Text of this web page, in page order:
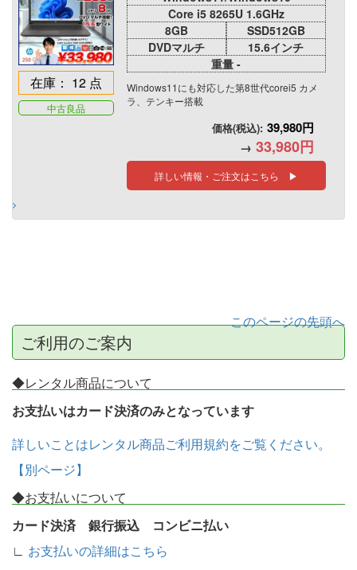
在庫： 12 点
中古良品
Core i5 8265U 1.6GHz
8GB
SSD512GB
DVDマルチ
15.6インチ
重量 -
Windows11にも対応した第8世代corei5 カメ
ラ、テンキー搭載
価格(税込): 39,980円
→ 33,980円
詳しい情報・ご注文はこちら ▶
このページの先頭へ
ご利用のご案内
◆レンタル商品について
お支払いはカード決済のみとなっています
詳しいことはレンタル商品ご利用規約をご覧ください。
【別ページ】
◆お支払いについて
カード決済 銀行振込 コンビニ払い
∟ お支払いの詳細はこちら